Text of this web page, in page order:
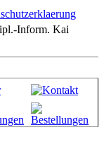
Inform. Kai